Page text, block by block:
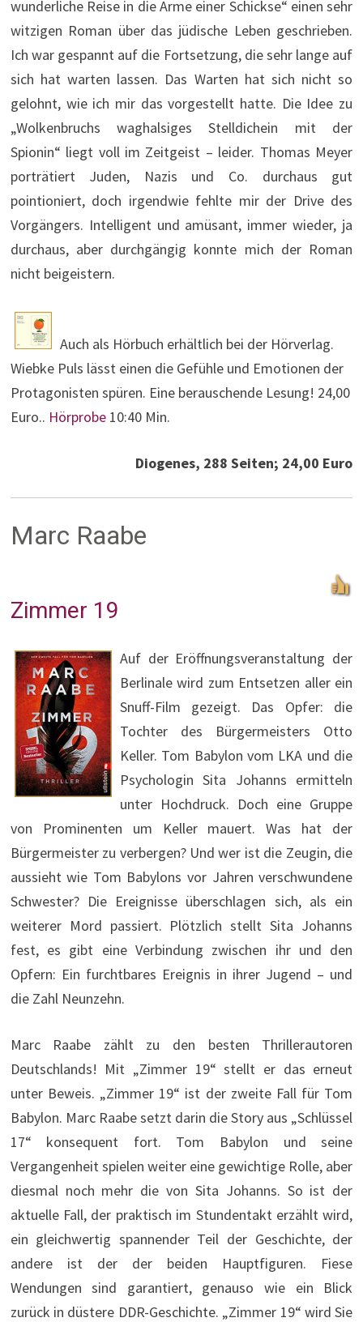
wunderliche Reise in die Arme einer Schickse“ einen sehr
witzigen Roman über das jüdische Leben geschrieben.
Ich war gespannt auf die Fortsetzung, die sehr lange auf
sich hat warten lassen. Das Warten hat sich nicht so
gelohnt, wie ich mir das vorgestellt hatte. Die Idee zu
„Wolkenbruchs waghalsiges Stelldichein mit der
Spionin“ liegt voll im Zeitgeist – leider. Thomas Meyer
porträtiert Juden, Nazis und Co. durchaus gut
pointioniert, doch irgendwie fehlte mir der Drive des
Vorgängers. Intelligent und amüsant, immer wieder, ja
durchaus, aber durchgängig konnte mich der Roman
nicht beigeistern.
Auch als Hörbuch erhältlich bei der Hörverlag.
Wiebke Puls lässt einen die Gefühle und Emotionen der
Protagonisten spüren. Eine berauschende Lesung! 24,00
Euro.. Hörprobe10:40 Min.
Diogenes, 288 Seiten; 24,00 Euro
Marc Raabe
Zimmer 19
Auf der Eröffnungsveranstaltung der
Berlinale wird zum Entsetzen aller ein
Snuff-Film gezeigt. Das Opfer: die
Tochter des Bürgermeisters Otto
Keller. Tom Babylon vom LKA und die
Psychologin Sita Johanns ermitteln
unter Hochdruck. Doch eine Gruppe
von Prominenten um Keller mauert. Was hat der
Bürgermeister zu verbergen? Und wer ist die Zeugin, die
aussieht wie Tom Babylons vor Jahren verschwundene
Schwester? Die Ereignisse überschlagen sich, als ein
weiterer Mord passiert. Plötzlich stellt Sita Johanns
fest, es gibt eine Verbindung zwischen ihr und den
Opfern: Ein furchtbares Ereignis in ihrer Jugend – und
die Zahl Neunzehn.
Marc Raabe zählt zu den besten Thrillerautoren
Deutschlands! Mit „Zimmer 19“ stellt er das erneut
unter Beweis. „Zimmer 19“ ist der zweite Fall für Tom
Babylon. Marc Raabe setzt darin die Story aus „Schlüssel
17“ konsequent fort. Tom Babylon und seine
Vergangenheit spielen weiter eine gewichtige Rolle, aber
diesmal noch mehr die von Sita Johanns. So ist der
aktuelle Fall, der praktisch im Stundentakt erzählt wird,
ein gleichwertig spannender Teil der Geschichte, der
andere ist der der beiden Hauptfiguren. Fiese
Wendungen sind garantiert, genauso wie ein Blick
zurück in düstere DDR-Geschichte. „Zimmer 19“ wird Sie